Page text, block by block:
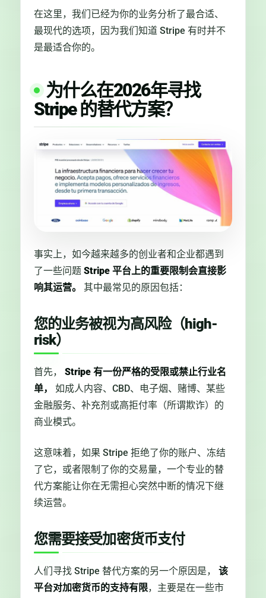
在这里，我们已经为你的业务分析了最合适、
最现代的选项，因为我们知道 Stripe 有时并不
是最适合你的。
为什么在2026年寻找
Stripe 的替代方案？
事实上，如今越来越多的创业者和企业都遇到
了一些问题 Stripe 平台上的重要限制会直接影
响其运营。
其中最常见的原因包括：
您的业务被视为高风险（high-
risk）
首先， Stripe 有一份严格的受限或禁止行业名
单，
如成人内容、CBD、电子烟、赌博、某些
金融服务、补充剂或高拒付率（所谓欺诈）的
商业模式。
这意味着，如果 Stripe 拒绝了你的账户、冻结
了它，或者限制了你的交易量，一个专业的替
代方案能让你在无需担心突然中断的情况下继
续运营。
您需要接受加密货币支付
人们寻找 Stripe 替代方案的另一个原因是， 该
平台对加密货币的支持有限，主要是在一些市